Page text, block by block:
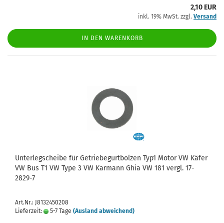
2,10 EUR
inkl. 19% MwSt. zzgl. Versand
IN DEN WARENKORB
Unterlegscheibe für Getriebegurtbolzen Typ1 Motor VW Käfer
VW Bus T1 VW Type 3 VW Karmann Ghia VW 181 vergl. 17-
2829-7
Art.Nr.: J8132450208
Lieferzeit:
5-7 Tage (Ausland abweichend)